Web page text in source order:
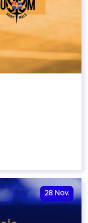
28 Nov.